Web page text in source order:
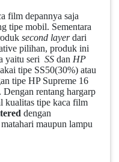
film depannya saja
tipe mobil. Sementara
second layerdari
pilihan, produk ini
yaitu seri SS dan HP
tipe SS50(30%) atau
tipe HP Supreme 16
rentang hargarp
kualitas tipe kaca film
dengan
maupun lampu